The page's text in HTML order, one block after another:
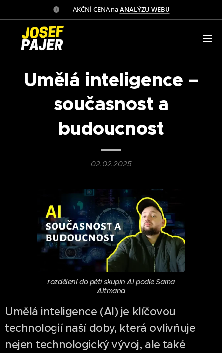
✅ AKČNÍ CENA naANALÝZU WEBU
Umělá inteligence –
současnost a
budoucnost
02.02.2025
rozdělení do pěti skupin AI podle Sama
Altmana
Umělá inteligence (AI) je klíčovou
technologií naší doby, která ovlivňuje
nejen technologický vývoj, ale také